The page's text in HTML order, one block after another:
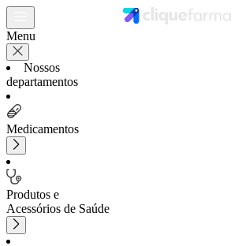
Menu
Nossos
departamentos
Medicamentos
Produtos e
Acessórios de Saúde